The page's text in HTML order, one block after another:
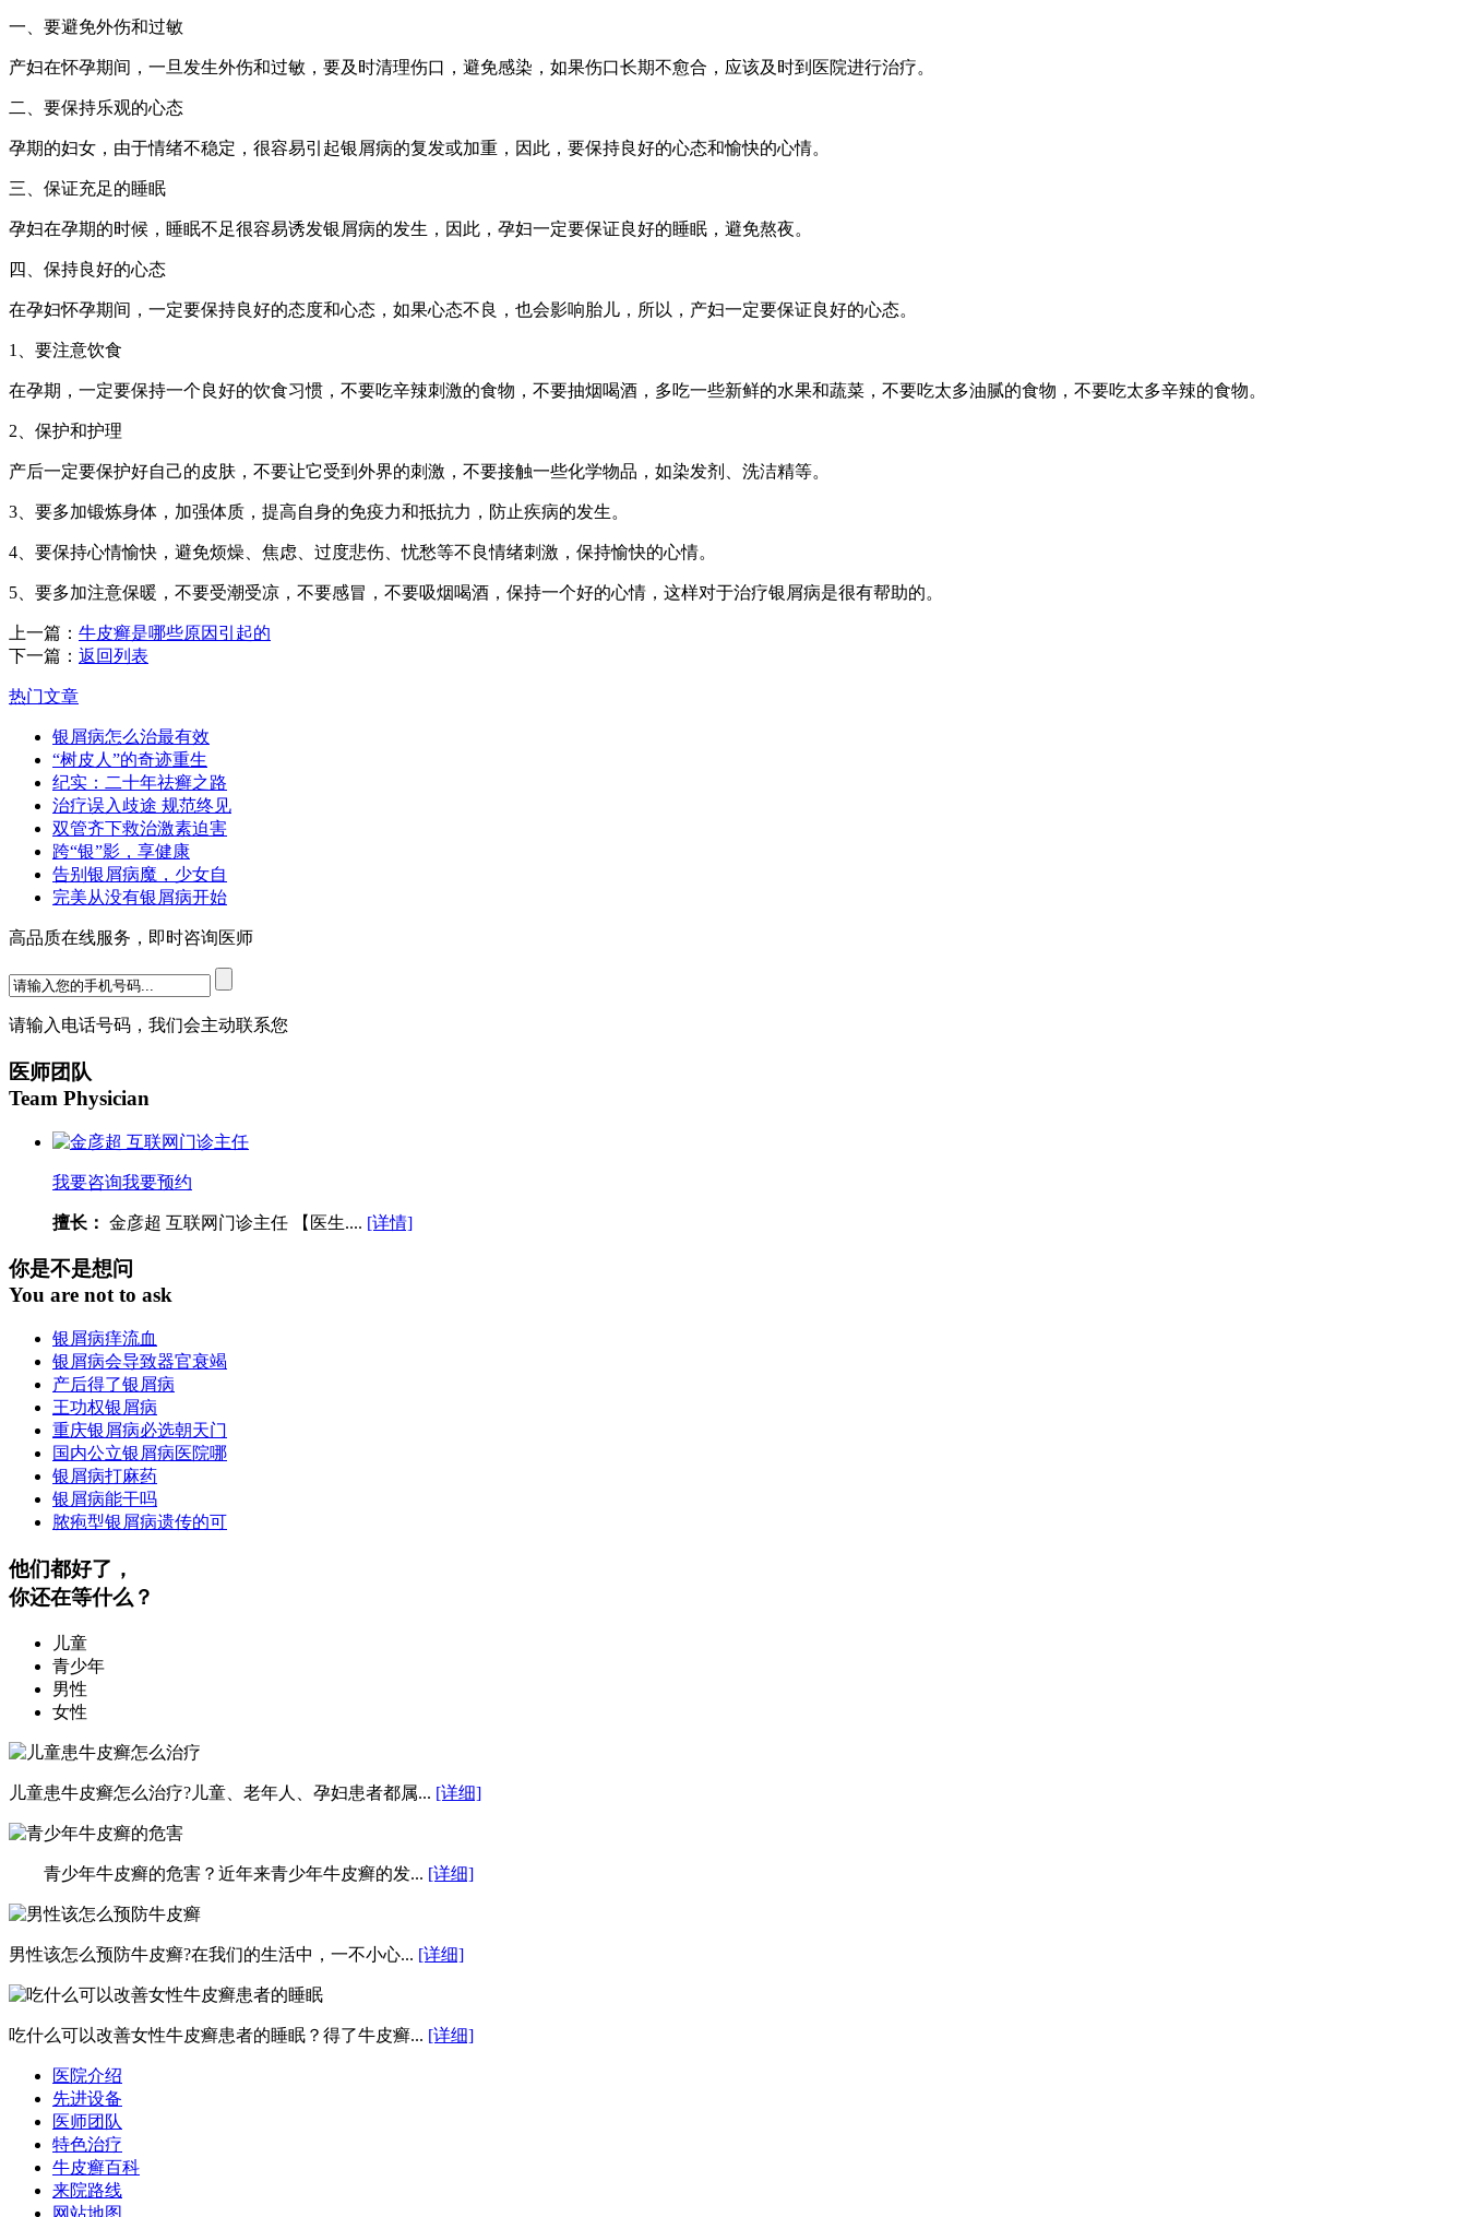
一、要避免外伤和过敏
产妇在怀孕期间，一旦发生外伤和过敏，要及时清理伤口，避免感染，如果伤口长期不愈合，应该及时到医院进行治疗。
二、要保持乐观的心态
孕期的妇女，由于情绪不稳定，很容易引起银屑病的复发或加重，因此，要保持良好的心态和愉快的心情。
三、保证充足的睡眠
孕妇在孕期的时候，睡眠不足很容易诱发银屑病的发生，因此，孕妇一定要保证良好的睡眠，避免熬夜。
四、保持良好的心态
在孕妇怀孕期间，一定要保持良好的态度和心态，如果心态不良，也会影响胎儿，所以，产妇一定要保证良好的心态。
1、要注意饮食
在孕期，一定要保持一个良好的饮食习惯，不要吃辛辣刺激的食物，不要抽烟喝酒，多吃一些新鲜的水果和蔬菜，不要吃太多油腻的食物，不要吃太多辛辣的食物。
2、保护和护理
产后一定要保护好自己的皮肤，不要让它受到外界的刺激，不要接触一些化学物品，如染发剂、洗洁精等。
3、要多加锻炼身体，加强体质，提高自身的免疫力和抵抗力，防止疾病的发生。
4、要保持心情愉快，避免烦燥、焦虑、过度悲伤、忧愁等不良情绪刺激，保持愉快的心情。
5、要多加注意保暖，不要受潮受凉，不要感冒，不要吸烟喝酒，保持一个好的心情，这样对于治疗银屑病是很有帮助的。
上一篇： 牛皮癣是哪些原因引起的
下一篇： 返回列表
热门文章
银屑病怎么治最有效
“树皮人”的奇迹重生
纪实：二十年祛癣之路
治疗误入歧途 规范终见
双管齐下救治激素迫害
跨“银”影，享健康
告别银屑病魔，少女自
完美从没有银屑病开始
高品质在线服务，即时咨询医师
请输入电话号码，我们会主动联系您
医师团队
Team Physician
我要咨询我要预约
擅长： 金彦超 互联网门诊主任 【医生.... [详情]
你是不是想问
You are not to ask
银屑病痒流血
银屑病会导致器官衰竭
产后得了银屑病
王功权银屑病
重庆银屑病必选朝天门
国内公立银屑病医院哪
银屑病打麻药
银屑病能干吗
脓疱型银屑病遗传的可
他们都好了，
你还在等什么？
儿童
青少年
男性
女性
儿童患牛皮癣怎么治疗?儿童、老年人、孕妇患者都属... [详细]
青少年牛皮癣的危害？近年来青少年牛皮癣的发... [详细]
男性该怎么预防牛皮癣?在我们的生活中，一不小心... [详细]
吃什么可以改善女性牛皮癣患者的睡眠？得了牛皮癣... [详细]
医院介绍
先进设备
医师团队
特色治疗
牛皮癣百科
来院路线
网站地图